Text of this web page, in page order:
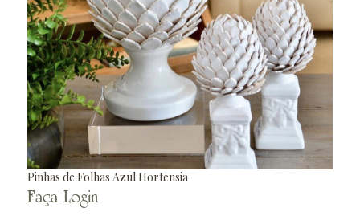
Pinhas de Folhas Azul Hortensia
Faça Login